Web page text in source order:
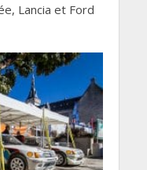
Lancia et Ford